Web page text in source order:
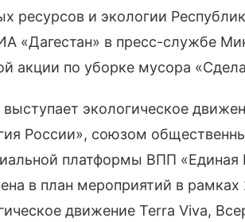
ресурсов и экологии
«Дагестан» в пресс-службе
акции по уборке мусора
экологическое
России», союзом
платформы ВПП «Единая
в план мероприятий в рамках
движение Terra Viva,